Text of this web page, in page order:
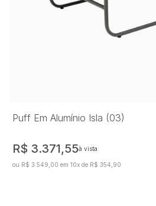
Puff Em Alumínio Isla (03)
R$ 3.371,55à vista
ou R$ 3.549,00 em 10x de R$ 354,90